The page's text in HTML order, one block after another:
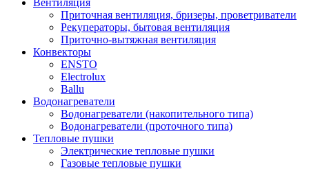
Вентиляция
Приточная вентиляция, бризеры, проветриватели
Рекуператоры, бытовая вентиляция
Приточно-вытяжная вентиляция
Конвекторы
ENSTO
Electrolux
Ballu
Водонагреватели
Водонагреватели (накопительного типа)
Водонагреватели (проточного типа)
Тепловые пушки
Электрические тепловые пушки
Газовые тепловые пушки